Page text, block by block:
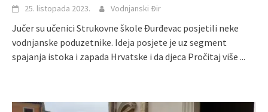
25. listopada 2023. Vodnjanski Đir
Jučer su učenici Strukovne škole Đurđevac posjetili neke
vodnjanske poduzetnike. Ideja posjete je uz segment
spajanja istoka i zapada Hrvatske i da djeca Pročitaj više ...